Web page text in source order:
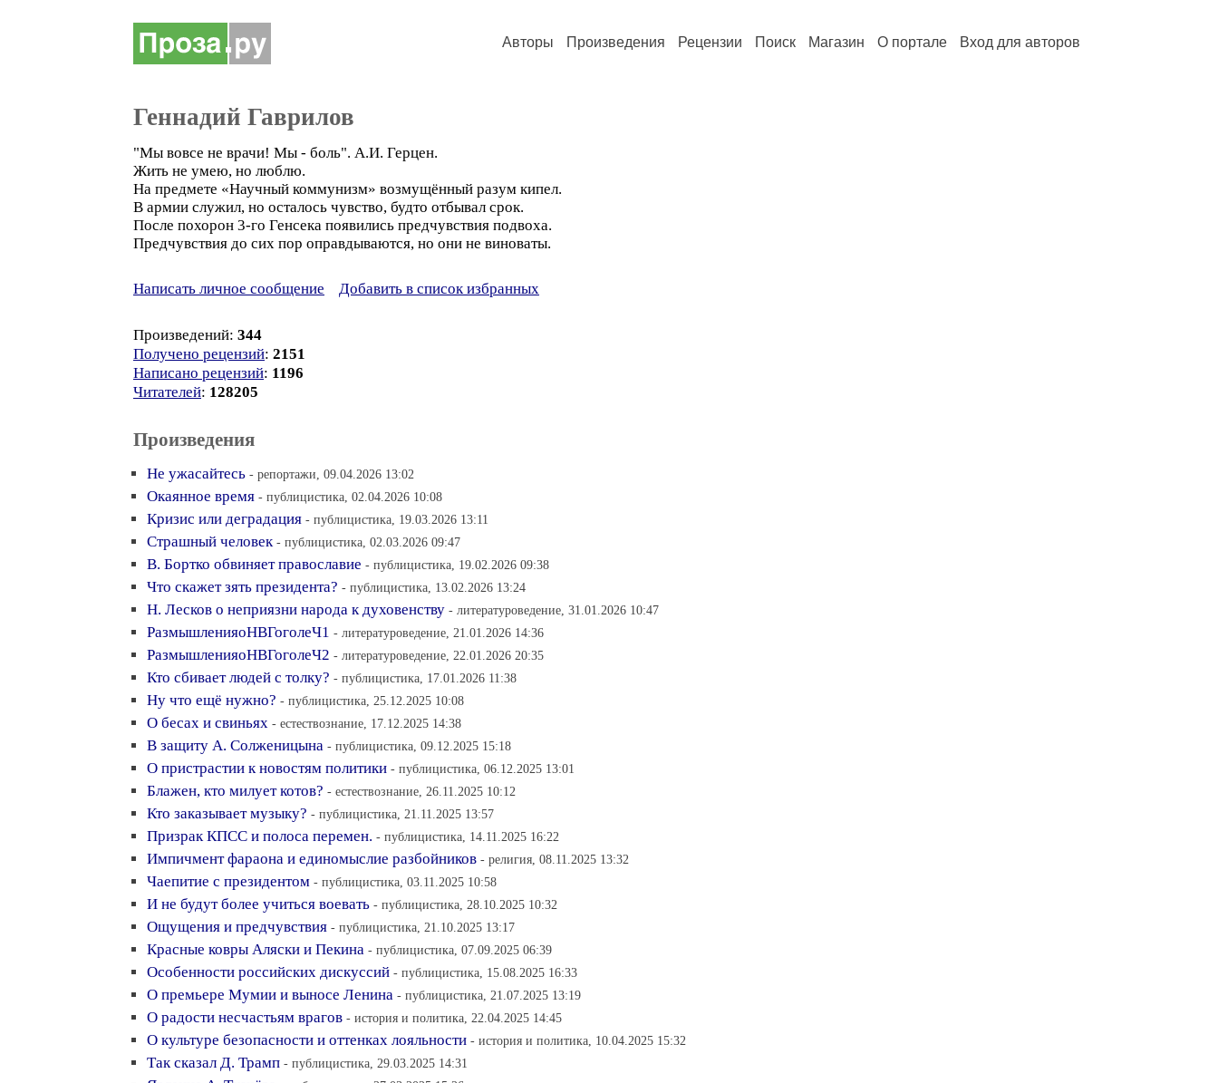
Авторы Произведения Рецензии Поиск Магазин О портале Вход для авторов
Геннадий Гаврилов
"Мы вовсе не врачи! Мы - боль". А.И. Герцен.
Жить не умею, но люблю.
На предмете «Научный коммунизм» возмущённый разум кипел.
В армии служил, но осталось чувство, будто отбывал срок.
После похорон 3-го Генсека появились предчувствия подвоха.
Предчувствия до сих пор оправдываются, но они не виноваты.
Написать личное сообщение Добавить в список избранных
Произведений: 344
Получено рецензий: 2151
Написано рецензий: 1196
Читателей: 128205
Произведения
Не ужасайтесь - репортажи, 09.04.2026 13:02
Окаянное время - публицистика, 02.04.2026 10:08
Кризис или деградация - публицистика, 19.03.2026 13:11
Страшный человек - публицистика, 02.03.2026 09:47
В. Бортко обвиняет православие - публицистика, 19.02.2026 09:38
Что скажет зять президента? - публицистика, 13.02.2026 13:24
Н. Лесков о неприязни народа к духовенству - литературоведение, 31.01.2026 10:47
РазмышленияоНВГоголеЧ1 - литературоведение, 21.01.2026 14:36
РазмышленияоНВГоголеЧ2 - литературоведение, 22.01.2026 20:35
Кто сбивает людей с толку? - публицистика, 17.01.2026 11:38
Ну что ещё нужно? - публицистика, 25.12.2025 10:08
О бесах и свиньях - естествознание, 17.12.2025 14:38
В защиту А. Солженицына - публицистика, 09.12.2025 15:18
О пристрастии к новостям политики - публицистика, 06.12.2025 13:01
Блажен, кто милует котов? - естествознание, 26.11.2025 10:12
Кто заказывает музыку? - публицистика, 21.11.2025 13:57
Призрак КПСС и полоса перемен. - публицистика, 14.11.2025 16:22
Импичмент фараона и единомыслие разбойников - религия, 08.11.2025 13:32
Чаепитие с президентом - публицистика, 03.11.2025 10:58
И не будут более учиться воевать - публицистика, 28.10.2025 10:32
Ощущения и предчувствия - публицистика, 21.10.2025 13:17
Красные ковры Аляски и Пекина - публицистика, 07.09.2025 06:39
Особенности российских дискуссий - публицистика, 15.08.2025 16:33
О премьере Мумии и выносе Ленина - публицистика, 21.07.2025 13:19
О радости несчастьям врагов - история и политика, 22.04.2025 14:45
О культуре безопасности и оттенках лояльности - история и политика, 10.04.2025 15:32
Так сказал Д. Трамп - публицистика, 29.03.2025 14:31